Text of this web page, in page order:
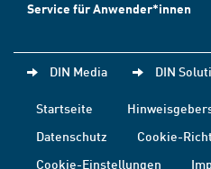
Service für Anwender*innen
DIN Media DIN
Startseite
Datenschutz
Cookie-
Cookie-Einstellungen